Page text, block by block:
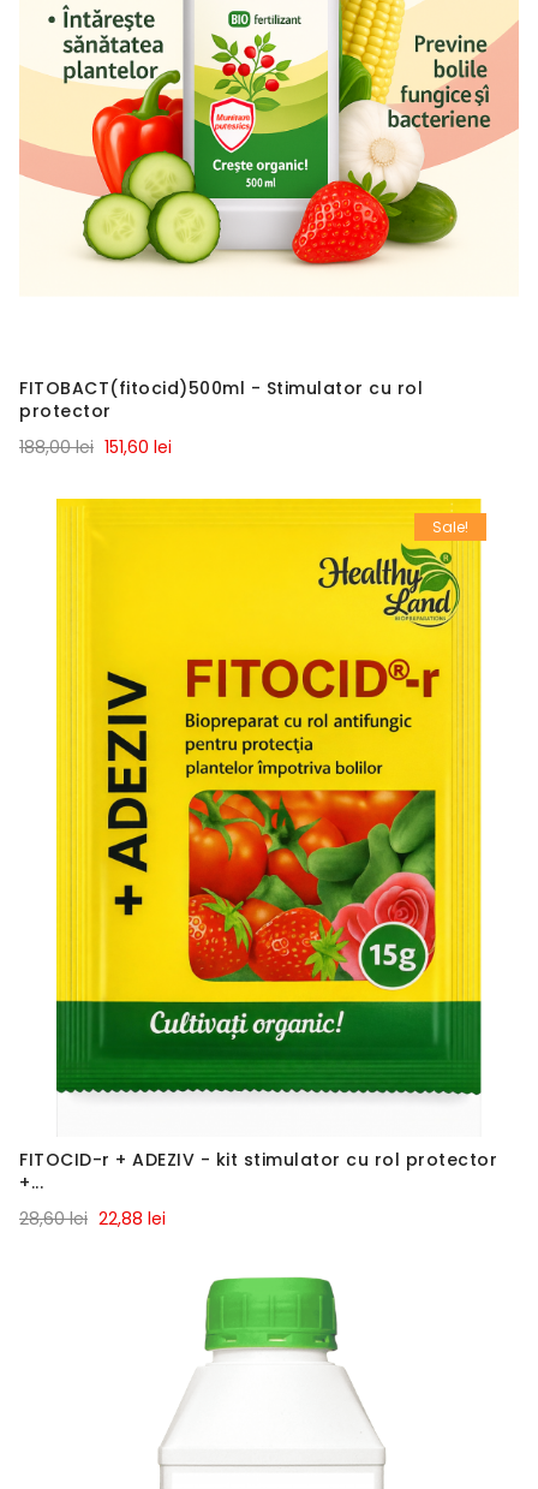
FITOBACT(fitocid)500ml - Stimulator cu rol
protector
188,00 lei 151,60 lei
Sale!
FITOCID-r + ADEZIV - kit stimulator cu rol protector
+...
28,60 lei 22,88 lei